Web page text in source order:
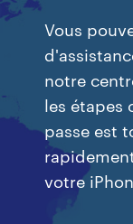
Vous
notre
les étapes
passe est
votre